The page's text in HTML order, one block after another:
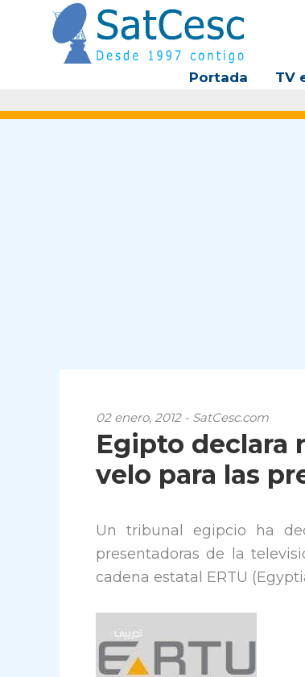
contenido
Portada TV
02 enero, 2012 - SatCesc.com
Egipto declara
velo para las
Un tribunal egipcio ha
presentadoras de la
cadena estatal ERTU